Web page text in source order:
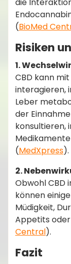
die
(BioMed
Risiken
1.
CBD kann
interagieren,
Leber
der
konsultieren,
(MedXpress)​.
2.
Obwohl CBD
können
Müdigkeit,
Appetits
Central)​.
Fazit